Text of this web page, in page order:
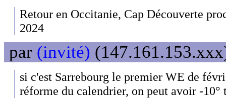
Retour en Occitanie, Cap Découverte
2024
par (invité)
si c'est Sarrebourg le premier WE de
réforme du calendrier, on peut avoir -10°